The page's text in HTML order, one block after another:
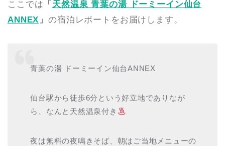
ここでは 「 天然温泉 青葉の湯 ドーミーイン仙台
ANNEX 」の宿泊レポートをお届けします。
青葉の湯 ドーミーイン仙台ANNEX
仙台駅から徒歩6分という好立地でありなが
ら、なんと天然温泉付き
夜は無料の夜鳴きそば、朝はご当地メニューの